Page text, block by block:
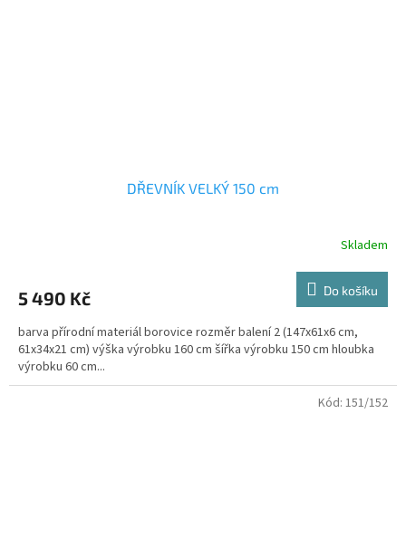
DŘEVNÍK VELKÝ 150 cm
Skladem
5 490 Kč Do košíku
barva přírodní materiál borovice rozměr balení 2 (147x61x6 cm,
61x34x21 cm) výška výrobku 160 cm šířka výrobku 150 cm hloubka
výrobku 60 cm...
Kód: 151/152